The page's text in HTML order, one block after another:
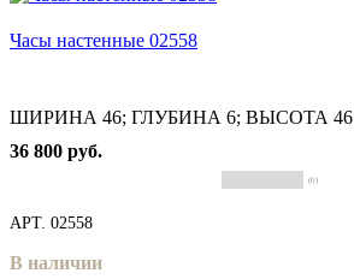
Часы настенные 02558
ШИРИНА 46; ГЛУБИНА 6; ВЫСОТА 46
36 800 руб.
(0)
АРТ. 02558
В наличии